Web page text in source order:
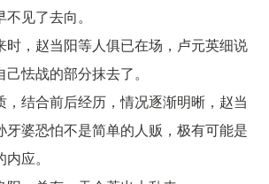
见了去向。
时，赵当阳等人俱已在场，卢元英细说
怯战的部分抹去了。
，结合前后经历，情况逐渐明晰，赵当
牙婆恐怕不是简单的人贩，极有可能是
应。